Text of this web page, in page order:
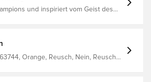
und inspiriert vom Geist des
Orange, Reusch, Nein, Reusch